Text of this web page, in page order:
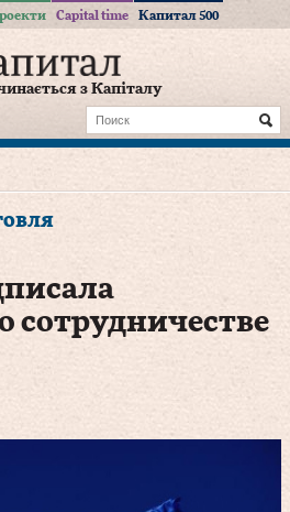
Capital time Капитал 500
з Капіталу
сотрудничестве